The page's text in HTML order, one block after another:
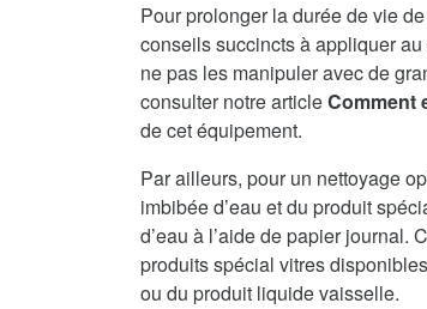
Pour prolonger la durée de vie
conseils succincts à appliquer
ne pas les manipuler avec de
consulter notre articleComment
de cet équipement.
Par ailleurs, pour un nettoyage
imbibée d’eau et du produit
d’eau à l’aide de papier journal.
produits spécial vitres
ou du produit liquide vaisselle.